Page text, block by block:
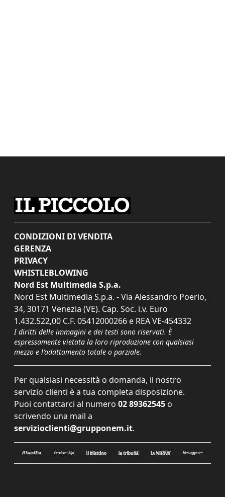
CONDIZIONI DI VENDITA
GERENZA
PRIVACY
WHISTLEBLOWING
Nord Est Multimedia S.p.a.
Nord Est Multimedia S.p.a. - Via Alessandro Poerio,
34, 30171 Venezia (VE). Cap. Soc. i.v. Euro
1.432.522,00 C.F. 05412000266 e REA VE-454332
I diritti delle immagini e dei testi sono riservati. È
espressamente vietata la loro riproduzione con qualsiasi
mezzo e l'adattamento totale o parziale.
Per qualsiasi necessità o domanda, il nostro
servizio clienti è a tua completa disposizione.
Puoi contattarci al numero 02 89362545 o
scrivendo una mail a
servizioclienti@grupponem.it.